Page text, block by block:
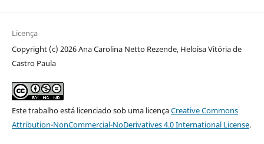
Licença
Copyright (c) 2026 Ana Carolina Netto Rezende, Heloisa Vitória de
Castro Paula
Este trabalho está licenciado sob uma licençaCreative Commons
Attribution-NonCommercial-NoDerivatives 4.0 International License.